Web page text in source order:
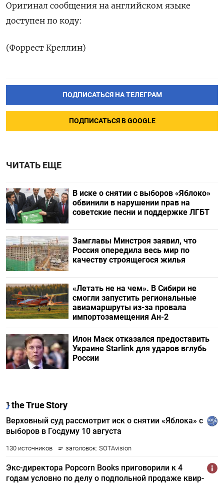
Оригинал сообщения на английском языке
доступен по коду:
(Форрест Креллин)
ПОДПИСАТЬСЯ НА ТЕЛЕГРАМ
ПОДПИСАТЬСЯ В GOOGLE
ЧИТАТЬ ЕЩЕ
В иске о снятии с выборов «Яблоко»
обвинили в нарушении прав на
советские песни и поддержке ЛГБТ
Замглавы Минстроя заявил, что
Россия опередила весь мир по
качеству строящегося жилья
«Летать не на чем». В Сибири не
смогли запустить региональные
авиамаршруты из-за провала
импортозамещения Ан-2
Илон Маск отказался предоставить
Украине Starlink для ударов вглубь
России